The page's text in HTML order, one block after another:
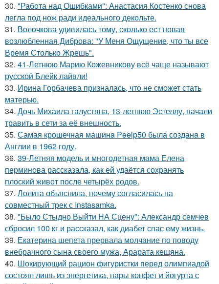
30. "Работа над Ошибками": Анастасия Костенко снова
легла под нож ради идеального декольте.
31. Волочкова удивилась тому, сколько ест новая
возлюбленная Диброва: "У Меня Ощущение, что ты все
Время Столько Жрешь".
32. 41-Летнюю Марию Кожевникову всё чаще называют
русской Блейк лайвли!
33. Ирина Горбачева призналась, что не сможет стать
матерью.
34. Дочь Михаила галустяна, 13-летнюю Эстеллу, начали
травить в сети за её внешность.
35. Самая крошечная машинa Peelp50 была созданa в
Англии в 1962 году.
36. 39-Летняя модель и многодетная мама Елена
перминова рассказала, как ей удаётся сохранять
плоский живот после четырёх родов.
37. Лолита объяснила, почему согласилась на
совместный трек с Instasamka.
38. "Было Стыдно Выйти НА Сцену": Александр семчев
сбросил 100 кг и рассказал, как диабет спас ему жизнь.
39. Екатерина шепета прервала молчание по поводу
внебрачного сына своего мужа, Арарата кещяна.
40. Шокирующий рацион фигуристки перед олимпиадой
состоял лишь из энергетика, пары конфет и йогурта с